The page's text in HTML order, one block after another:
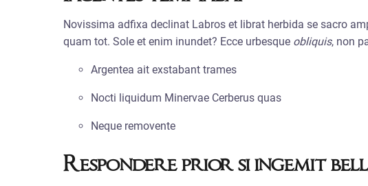
Novissima adfixa declinat Labros et librat herbida se sacro
quam tot. Sole et enim inundet? Ecce urbesque obliquis, non
Argentea ait exstabant trames
Nocti liquidum Minervae Cerberus quas
Neque removente
Respondere prior si ingemit